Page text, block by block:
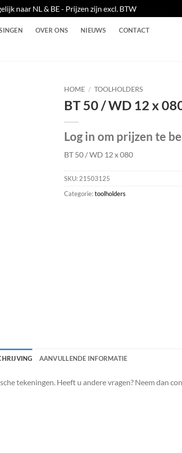
naar NL & BE - Prijzen zijn excl. BTW
OVER ONS NIEUWS CONTACT
HOME / TOOLHOLDERS
BT 50 / WD 12 x
Log in om prijzen te
BT 50 / WD 12 x 080
SKU: 21503125
Categorie:toolholders
AANVULLENDE INFORMATIE
tekeningen. Heeft u andere vragen? Neem dan